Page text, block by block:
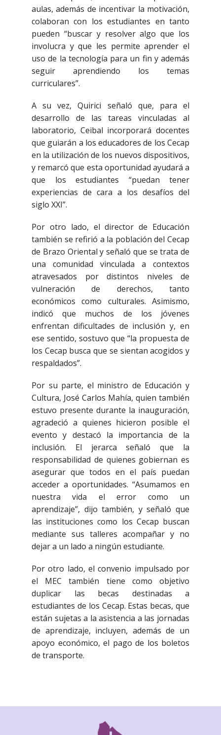
aulas, además de incentivar la motivación,
colaboran con los estudiantes en tanto
pueden “buscar y resolver algo que los
involucra y que les permite aprender el
uso de la tecnología para un fin y además
seguir aprendiendo los temas
curriculares”.
A su vez, Quirici señaló que, para el
desarrollo de las tareas vinculadas al
laboratorio, Ceibal incorporará docentes
que guiarán a los educadores de los Cecap
en la utilización de los nuevos dispositivos,
y remarcó que esta oportunidad ayudará a
que los estudiantes “puedan tener
experiencias de cara a los desafíos del
siglo XXI”.
Por otro lado, el director de Educación
también se refirió a la población del Cecap
de Brazo Oriental y señaló que se trata de
una comunidad vinculada a contextos
atravesados por distintos niveles de
vulneración de derechos, tanto
económicos como culturales. Asimismo,
indicó que muchos de los jóvenes
enfrentan dificultades de inclusión y, en
ese sentido, sostuvo que “la propuesta de
los Cecap busca que se sientan acogidos y
respaldados”.
Por su parte, el ministro de Educación y
Cultura, José Carlos Mahía, quien también
estuvo presente durante la inauguración,
agradeció a quienes hicieron posible el
evento y destacó la importancia de la
inclusión. El jerarca señaló que la
responsabilidad de quienes gobiernan es
asegurar que todos en el país puedan
acceder a oportunidades. “Asumamos en
nuestra vida el error como un
aprendizaje”, dijo también, y señaló que
las instituciones como los Cecap buscan
mediante sus talleres acompañar y no
dejar a un lado a ningún estudiante.
Por otro lado, el convenio impulsado por
el MEC también tiene como objetivo
duplicar las becas destinadas a
estudiantes de los Cecap. Estas becas, que
están sujetas a la asistencia a las jornadas
de aprendizaje, incluyen, además de un
apoyo económico, el pago de los boletos
de transporte.